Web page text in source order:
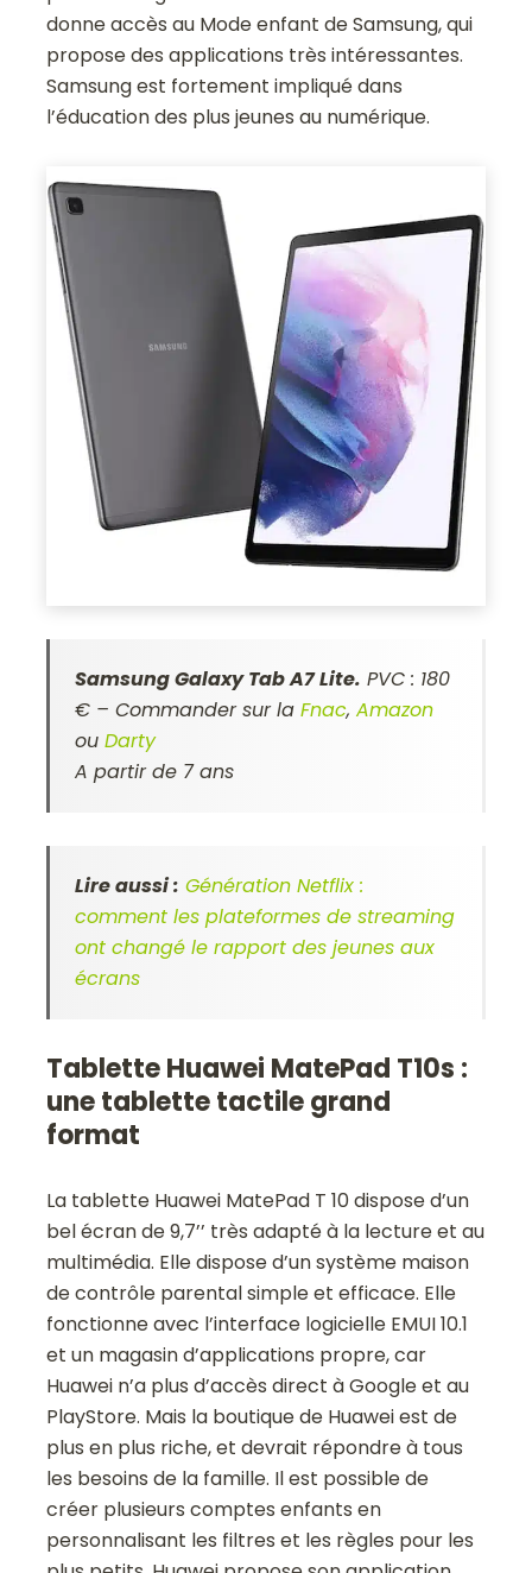
donne accès au Mode enfant de Samsung, qui
propose des applications très intéressantes.
Samsung est fortement impliqué dans
l’éducation des plus jeunes au numérique.
Samsung Galaxy Tab A7 Lite. PVC : 180
€ – Commander sur laFnac,Amazon
ouDarty
A partir de 7 ans
Lire aussi : Génération Netflix :
comment les plateformes de streaming
ont changé le rapport des jeunes aux
écrans
Tablette Huawei MatePad T10s :
une tablette tactile grand
format
La tablette Huawei MatePad T 10 dispose d’un
bel écran de 9,7’’ très adapté à la lecture et au
multimédia. Elle dispose d’un système maison
de contrôle parental simple et efficace. Elle
fonctionne avec l’interface logicielle EMUI 10.1
et un magasin d’applications propre, car
Huawei n’a plus d’accès direct à Google et au
PlayStore. Mais la boutique de Huawei est de
plus en plus riche, et devrait répondre à tous
les besoins de la famille. Il est possible de
créer plusieurs comptes enfants en
personnalisant les filtres et les règles pour les